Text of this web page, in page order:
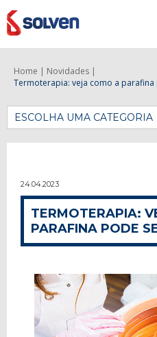
Home | Novidades |
Termoterapia: veja como a
ESCOLHA UMA CATEGORIA
24.04.2023
TERMOTERAPIA:
PARAFINA PODE